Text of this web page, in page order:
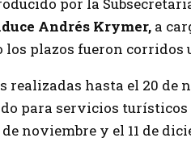
Andrés Krymer, a
los plazos fueron corridos
realizadas hasta el 20 de
para servicios turísticos
noviembre y el 11 de